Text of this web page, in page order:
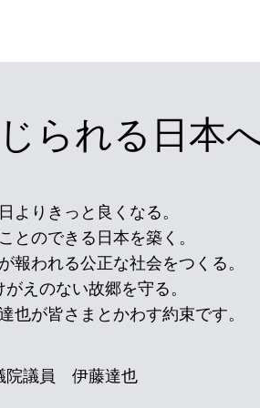
られる日本
よりきっと良くなる。
とのできる日本を築く。
報われる公正な社会をつくる。
えのない故郷を守る。
也が皆さまとかわす約束です。
院議員 伊藤達也